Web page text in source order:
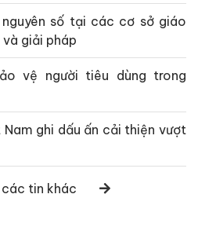
số tại các cơ sở giáo
giải pháp
vệ người tiêu dùng trong
Nam ghi dấu ấn cải thiện vượt
tin khác